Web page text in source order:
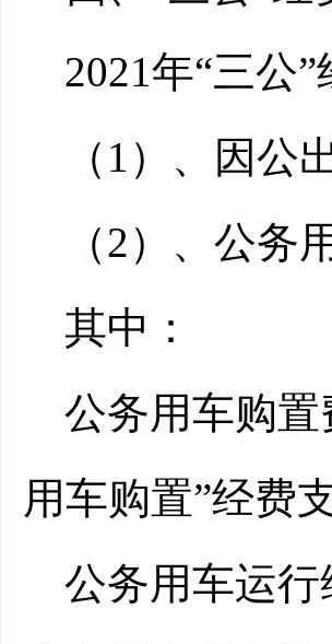
2021年“三公
（1）、因公
（2）、公务
其中：
公务用车购置
用车购置”经费
公务用车运